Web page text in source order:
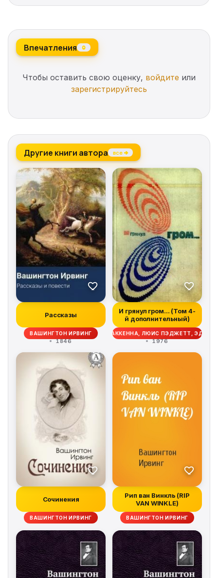
Впечатления 0
Чтобы оставить свою оценку, войдите или
зарегистрируйтесь
Другие книги автора все →
Рассказы
ВАШИНГТОН ИРВИНГ
1846
И грянул гром… (Том 4-
й дополнительный)
МЮРРЕЙ ЛЕЙНСТЕР, РИЧАРД МАККЕННА, ЛЮИС ПЭДЖЕТТ,
1976
Сочинения
ВАШИНГТОН ИРВИНГ
Рип ван Винкль (RIP
VAN WINKLE)
ВАШИНГТОН ИРВИНГ